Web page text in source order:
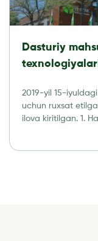
Dasturiy
etilgan
2019-yil 15-
uchun ruxsat
ilova kiritilgan. 1.